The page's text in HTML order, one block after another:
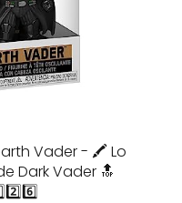
Vader - 🖍️ Lo
Dark Vader 🔝